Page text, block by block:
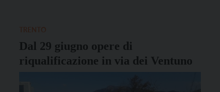
Dal 29 giugno opere di
riqualificazione in via dei Ventuno